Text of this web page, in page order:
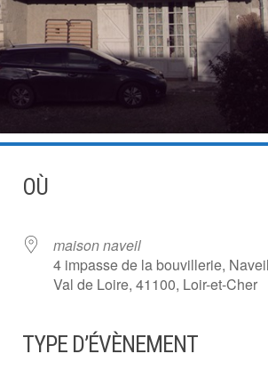
Google iCalendar
OÙ
maison naveil
4 impasse de la bouvillerie,
Val de Loire, 41100, Loir-et-Cher
TYPE D’ÉVÈNEMENT